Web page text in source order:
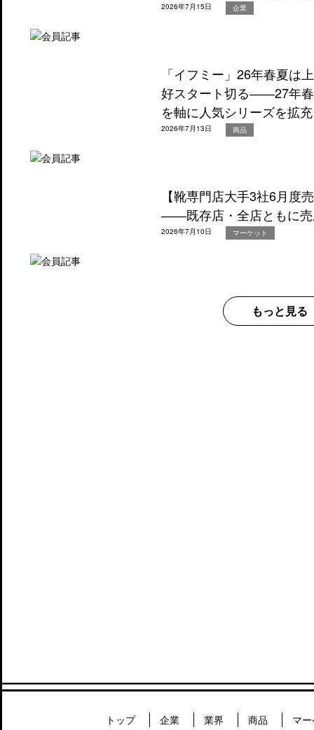
2026年7月15日 企業
「イフミー」26年春夏は
好スタート切る――27年
を軸に人気シリーズを拡充
2026年7月13日 商品
【靴専門店大手3社6月度
――既存店・全店ともに売
2026年7月10日 マーケット
もっと見る
トップ 企業 業界 商品 マ